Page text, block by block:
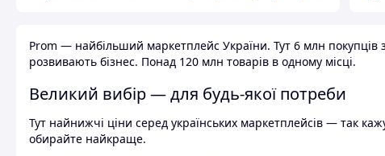
Prom — найбільший маркетплейс України. Тут 6 млн покупців
розвивають бізнес. Понад 120 млн товарів в одному місці.
Великий вибір — для будь-якої потреби
Тут найнижчі ціни серед українських маркетплейсів — так
обирайте найкраще.